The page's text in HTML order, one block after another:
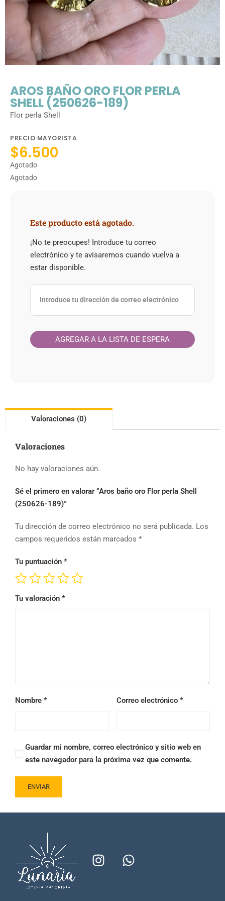
AROS BAÑO ORO FLOR PERLA
SHELL (250626-189)
Flor perla Shell
PRECIO MAYORISTA
$6.500
Agotado
Agotado
Este producto está agotado.
¡No te preocupes! Introduce tu correo
electrónico y te avisaremos cuando vuelva a
estar disponible.
Valoraciones (0)
Valoraciones
No hay valoraciones aún.
Sé el primero en valorar “Aros baño oro Flor perla Shell
(250626-189)”
Tu dirección de correo electrónico no será publicada. Los
campos requeridos están marcados *
Tu puntuación *
Tu valoración *
Nombre * Correo electrónico *
Guardar mi nombre, correo electrónico y sitio web en
este navegador para la próxima vez que comente.